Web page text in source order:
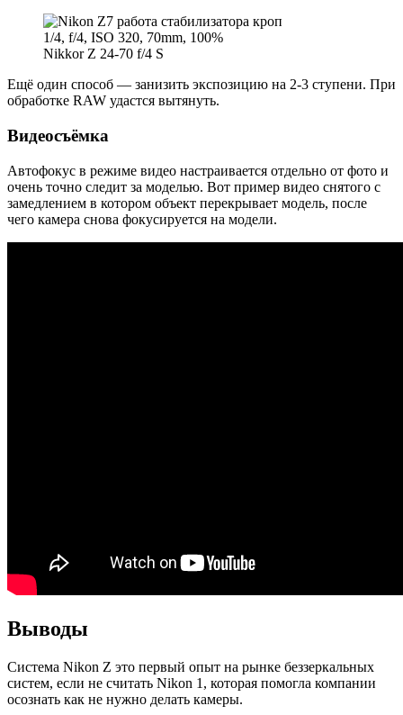
1/4, f/4, ISO 320, 70mm, 100%
Nikkor Z 24-70 f/4 S
Ещё один способ — занизить экспозицию на 2-3 ступени. При
обработке RAW удастся вытянуть.
Видеосъёмка
Автофокус в режиме видео настраивается отдельно от фото и
очень точно следит за моделью. Вот пример видео снятого с
замедлением в котором объект перекрывает модель, после
чего камера снова фокусируется на модели.
Выводы
Система Nikon Z это первый опыт на рынке беззеркальных
систем, если не считать Nikon 1, которая помогла компании
осознать как не нужно делать камеры.